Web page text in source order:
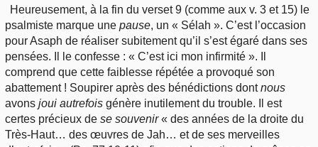
Heureusement, à la fin du verset 9 (comme aux v. 3 et 15) le
psalmiste marque une pause, un « Sélah ». C’est l’occasion
pour Asaph de réaliser subitement qu’il s’est égaré dans ses
pensées. Il le confesse : « C’est ici mon infirmité ». Il
comprend que cette faiblesse répétée a provoqué son
abattement ! Soupirer après des bénédictions dontnous
avons joui autrefois génère inutilement du trouble. Il est
certes précieux de se souvenir« des années de la droite du
Très-Haut… des œuvres de Jah… et de ses merveilles